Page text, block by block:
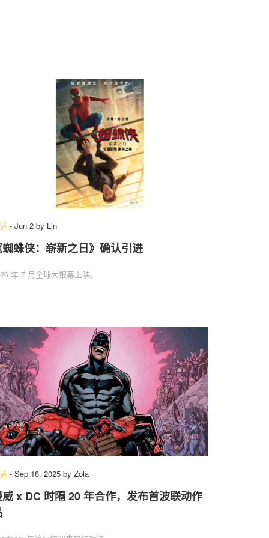
- Jun 2 by Lin
蜘蛛侠：崭新之日》确认引进
年 7 月全球大银幕上映。
- Sep 18, 2025 by Zola
x DC 时隔 20 年合作，发布首波联动作